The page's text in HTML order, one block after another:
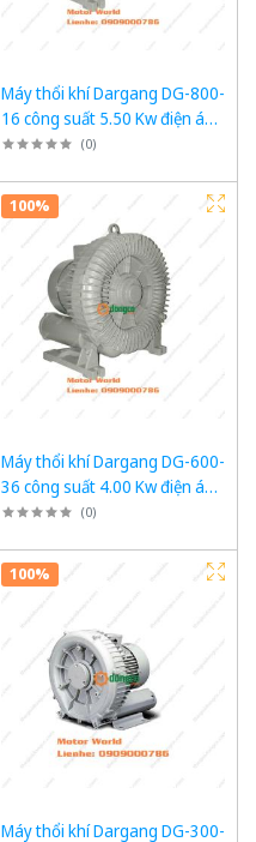
Máy thổi khí Dargang DG-800-
16 công suất 5.50 Kw điện áp
3 pha 380VAC, 50Hz
(0)
100%
Máy thổi khí Dargang DG-600-
36 công suất 4.00 Kw điện áp
3 pha 380VAC, 50Hz
(0)
100%
Máy thổi khí Dargang DG-300-